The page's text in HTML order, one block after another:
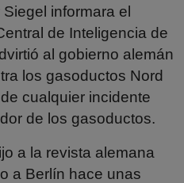
informara el
de Inteligencia de
al gobierno alemán
los gasoductos Nord
cualquier incidente
de los gasoductos.
a la revista alemana
a Berlín hace unas